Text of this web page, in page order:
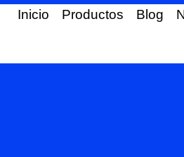
Inicio Productos Blog